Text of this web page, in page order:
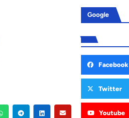
Google
Facebook
Twitter
Youtube